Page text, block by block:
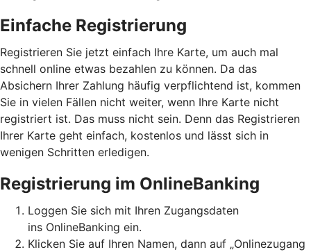
Einfache Registrierung
Registrieren Sie jetzt einfach Ihre Karte, um auch mal
schnell online etwas bezahlen zu können. Da das
Absichern Ihrer Zahlung häufig verpflichtend ist, kommen
Sie in vielen Fällen nicht weiter, wenn Ihre Karte nicht
registriert ist. Das muss nicht sein. Denn das Registrieren
Ihrer Karte geht einfach, kostenlos und lässt sich in
wenigen Schritten erledigen.
Registrierung im OnlineBanking
Loggen Sie sich mit Ihren Zugangsdaten
ins OnlineBanking ein.
Klicken Sie auf Ihren Namen, dann auf „Onlinezugang